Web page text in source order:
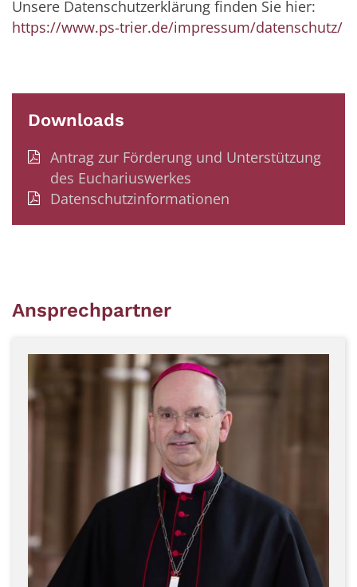
Unsere Datenschutzerklärung finden Sie hier:
https://www.ps-trier.de/impressum/datenschutz/
Downloads
Antrag zur Förderung und Unterstützung
des Euchariuswerkes
Datenschutzinformationen
Ansprechpartner